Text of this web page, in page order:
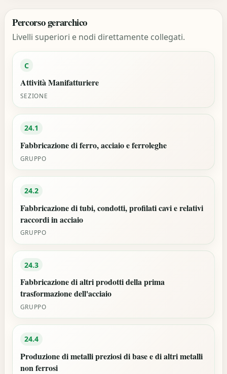
Percorso gerarchico
Livelli superiori e nodi direttamente collegati.
C
Attività Manifatturiere
SEZIONE
24.1
Fabbricazione di ferro, acciaio e ferroleghe
GRUPPO
24.2
Fabbricazione di tubi, condotti, profilati cavi e relativi
raccordi in acciaio
GRUPPO
24.3
Fabbricazione di altri prodotti della prima
trasformazione dell'acciaio
GRUPPO
24.4
Produzione di metalli preziosi di base e di altri metalli
non ferrosi